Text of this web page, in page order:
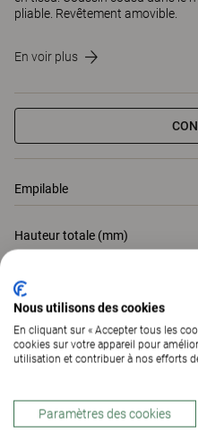
pliable. Revêtement amovible.
En voir plus
Empilable
Hauteur totale (mm)
Profondeur totale (mm)
Largeur totale (mm)
Toutes les propriétés
Nous utilisons des cookies
En cliquant sur « Accepter tous les
cookies sur votre appareil pour
utilisation et contribuer à nos efforts
Paramètres des cookies